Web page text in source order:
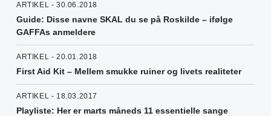
ARTIKEL - 30.06.2018
Guide: Disse navne SKAL du se på Roskilde – ifølge
GAFFAs anmeldere
ARTIKEL - 20.01.2018
First Aid Kit – Mellem smukke ruiner og livets realiteter
ARTIKEL - 18.03.2017
Playliste: Her er marts måneds 11 essentielle sange